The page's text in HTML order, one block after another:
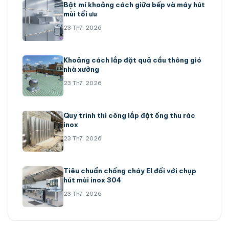
Bật mí khoảng cách giữa bếp và máy hút
mùi tối ưu
23 Th7, 2026
Khoảng cách lắp đặt quả cầu thông gió
nhà xưởng
23 Th7, 2026
Quy trình thi công lắp đặt ống thu rác
inox
23 Th7, 2026
Tiêu chuẩn chống cháy EI đối với chụp
hút mùi inox 304
23 Th7, 2026